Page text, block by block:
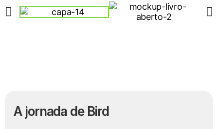
A jornada de Bird